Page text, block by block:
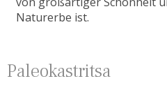
Naturerbe ist.
Paleokastritsa